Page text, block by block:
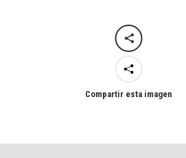
Compartir esta imagen